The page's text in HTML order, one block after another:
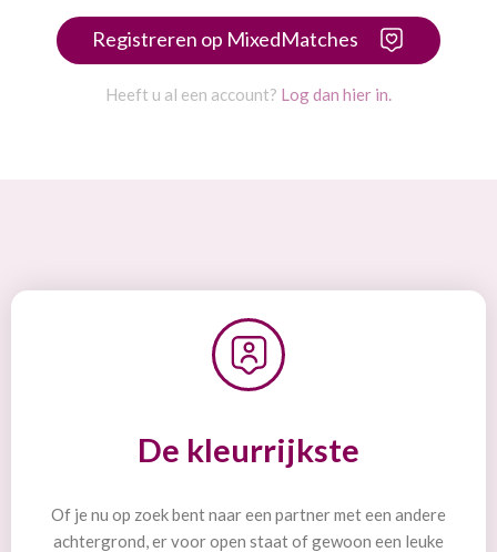
Registreren op MixedMatches
Heeft u al een account? Log dan hier in.
De kleurrijkste
Of je nu op zoek bent naar een partner met een andere
achtergrond, er voor open staat of gewoon een leuke